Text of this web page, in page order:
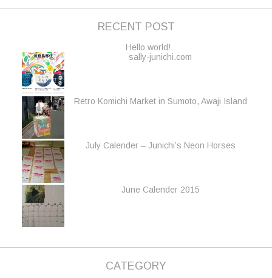
RECENT POST
Hello world!
sally-junichi.com
Retro Komichi Market in Sumoto, Awaji Island
July Calender – Junichi’s Neon Horses
June Calender 2015
CATEGORY